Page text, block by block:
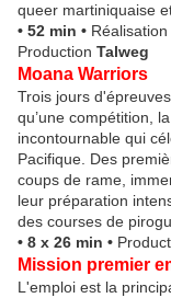
queer martiniquaise
• 52 min • Réalisation
Production Talweg
Moana Warriors
Trois jours
qu’une compétition,
incontournable qui
Pacifique. Des
coups de rame,
leur préparation
des courses de
• 8 x 26 min •
Mission premier
L'emploi est la